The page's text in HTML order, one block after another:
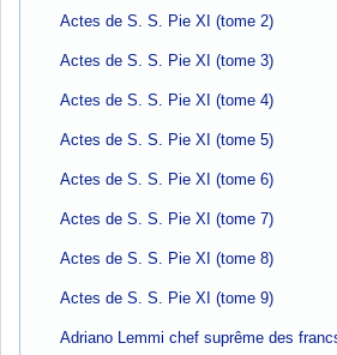
Actes de S. S. Pie XI (tome 2)
Actes de S. S. Pie XI (tome 3)
Actes de S. S. Pie XI (tome 4)
Actes de S. S. Pie XI (tome 5)
Actes de S. S. Pie XI (tome 6)
Actes de S. S. Pie XI (tome 7)
Actes de S. S. Pie XI (tome 8)
Actes de S. S. Pie XI (tome 9)
Adriano Lemmi chef suprême des